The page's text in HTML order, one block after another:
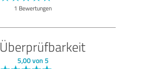
1 Bewertungen
Überprüfbarkeit
5,00 von 5